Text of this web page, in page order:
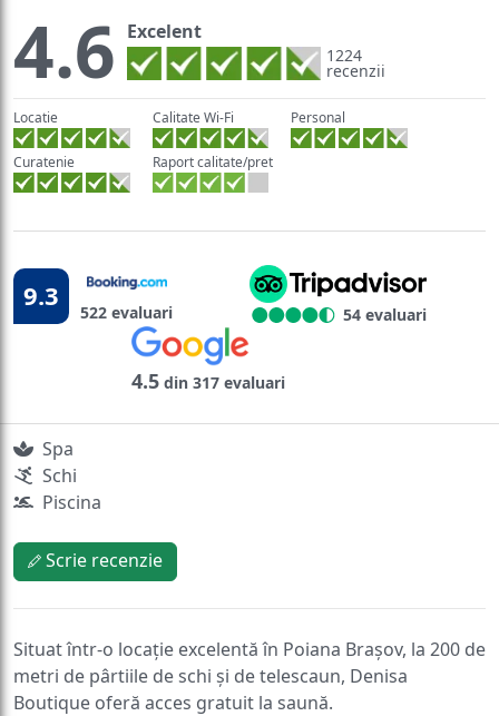
4.6 Excelent
1224
recenzii
Locatie Calitate Wi-Fi Personal
Curatenie Raport calitate/pret
9.3 522 evaluari 54 evaluari
4.5 din 317 evaluari
Spa
Schi
Piscina
Scrie recenzie
Situat într-o locație excelentă în Poiana Brașov, la 200 de
metri de pârtiile de schi și de telescaun, Denisa
Boutique oferă acces gratuit la saună.